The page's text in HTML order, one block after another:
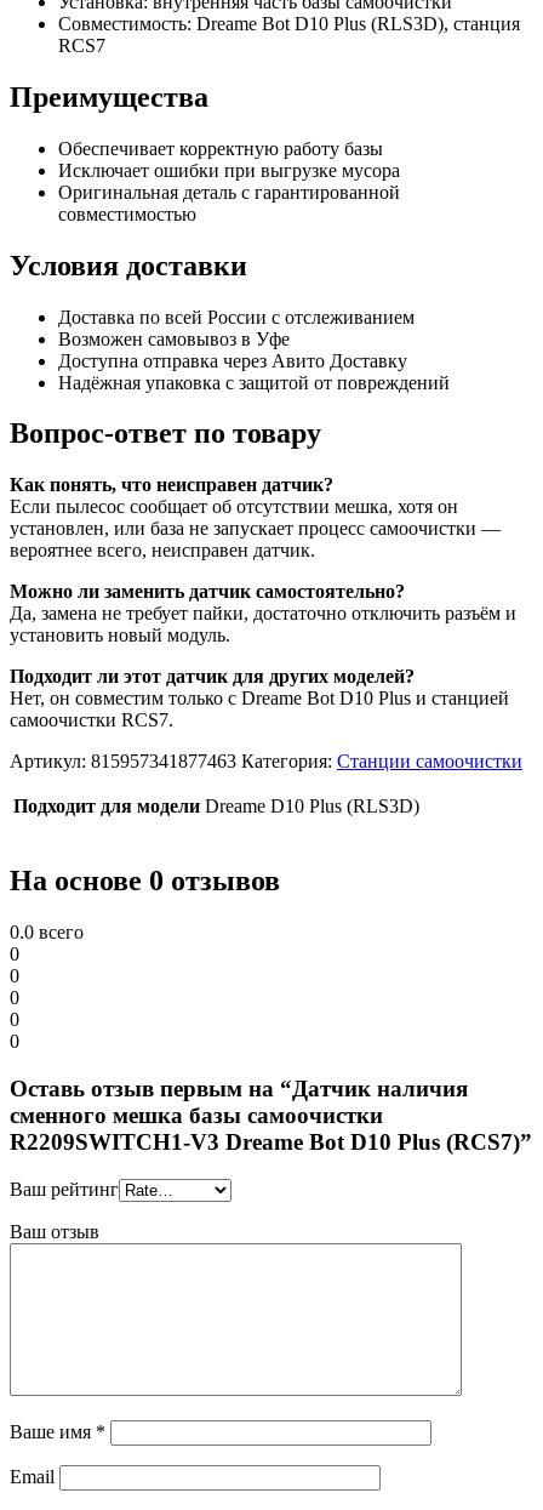
Совместимость: Dreame Bot D10 Plus (RLS3D), станция
RCS7
Преимущества
Обеспечивает корректную работу базы
Исключает ошибки при выгрузке мусора
Оригинальная деталь с гарантированной
совместимостью
Условия доставки
Доставка по всей России с отслеживанием
Возможен самовывоз в Уфе
Доступна отправка через Авито Доставку
Надёжная упаковка с защитой от повреждений
Вопрос-ответ по товару
Как понять, что неисправен датчик?
Если пылесос сообщает об отсутствии мешка, хотя он
установлен, или база не запускает процесс самоочистки —
вероятнее всего, неисправен датчик.
Можно ли заменить датчик самостоятельно?
Да, замена не требует пайки, достаточно отключить разъём и
установить новый модуль.
Подходит ли этот датчик для других моделей?
Нет, он совместим только с Dreame Bot D10 Plus и станцией
самоочистки RCS7.
Артикул: 815957341877463 Категория: Станции самоочистки
Подходит для модели Drеаmе D10 Рlus (RLS3D)
На основе 0 отзывов
0.0 всего
0
0
0
0
0
Оставь отзыв первым на “Датчик наличия
сменного мешка базы самоочистки
R2209SWITCH1-V3 Drеаmе Воt D10 Рlus (RCS7)”
Ваш рейтинг
Ваш отзыв
Ваше имя *
Email